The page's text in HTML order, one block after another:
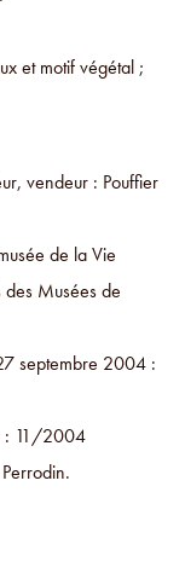
et motif végétal ;
vendeur : Pouffier
de la Vie
Musées de
septembre 2004 :
: 11/2004